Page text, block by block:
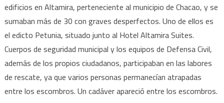
edificios en Altamira, perteneciente al municipio de Chacao, y se
sumaban más de 30 con graves desperfectos. Uno de ellos es
el edicto Petunia, situado junto al Hotel Altamira Suites.
Cuerpos de seguridad municipal y los equipos de Defensa Civil,
además de los propios ciudadanos, participaban en las labores
de rescate, ya que varios personas permanecían atrapadas
entre los escombros. Un cadáver apareció entre los escombros.